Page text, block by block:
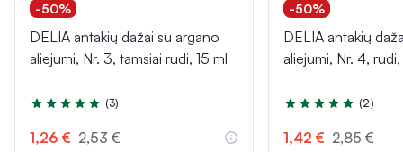
-50%
DELIA antakių dažai su argano
aliejumi, Nr. 3, tamsiai rudi, 15 ml
Įvertinimas 5.0 iš 5
(3)
1,26 € 2,53 €
-50%
DELIA antakių
aliejumi, Nr. 4, rudi,
Įvertinimas 5.0 iš 5
(2)
1,42 € 2,85 €